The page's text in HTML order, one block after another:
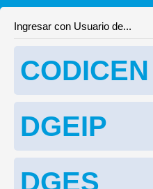
Ingresar con Usuario de...
CODICEN
DGEIP
DGES